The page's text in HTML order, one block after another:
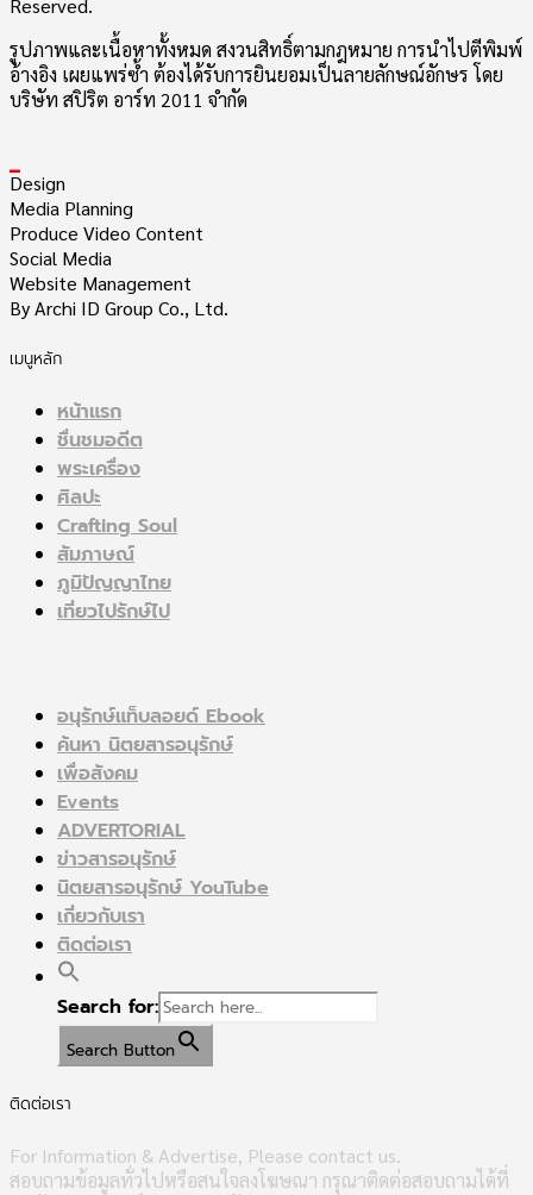
Reserved.
รูปภาพและเนื้อหาทั้งหมด สงวนสิทธิ์ตามกฎหมาย การนำไปตีพิมพ์
อ้างอิง เผยแพร่ซ้ำ ต้องได้รับการยินยอมเป็นลายลักษณ์อักษร โดย
บริษัท สปิริต อาร์ท 2011 จำกัด
Design
Media Planning
Produce Video Content
Social Media
Website Management
By Archi ID Group Co., Ltd.
เมนูหลัก
หน้าแรก
ชื่นชมอดีต
พระเครื่อง
ศิลปะ
Crafting Soul
สัมภาษณ์
ภูมิปัญญาไทย
เที่ยวไปรักษ์ไป
อนุรักษ์แท็บลอยด์ Ebook
ค้นหา นิตยสารอนุรักษ์
เพื่อสังคม
Events
ADVERTORIAL
ข่าวสารอนุรักษ์
นิตยสารอนุรักษ์ YouTube
เกี่ยวกับเรา
ติดต่อเรา
Search for:
Search Button
ติดต่อเรา
For Information & Advertise, Please contact us.
สอบถามข้อมูลทั่วไปหรือสนใจลงโฆษณา กรุณาติดต่อสอบถามได้ที่